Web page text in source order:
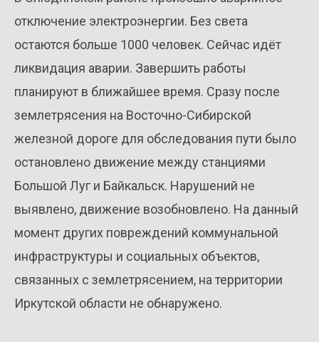
отключение электроэнергии. Без света
остаются больше 1000 человек. Сейчас идёт
ликвидация аварии. Завершить работы
планируют в ближайшее время. Сразу после
землетрясения на Восточно-Сибирской
железной дороге для обследования пути было
остановлено движение между станциями
Большой Луг и Байкальск. Нарушений не
выявлено, движение возобновлено. На данный
момент других повреждений коммунальной
инфраструктуры и социальных объектов,
связанных с землетрясением, на территории
Иркутской области не обнаружено.